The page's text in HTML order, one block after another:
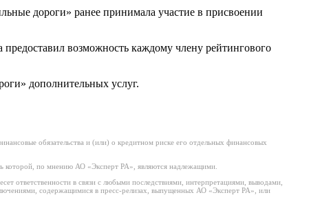
дороги» ранее принимала участие в присвоении
возможность каждому члену рейтингового
дополнительных услуг.
обязательства и (или) о кредитном риске его отдельных финансовых
которой, по мнению АО «Эксперт РА», являются надлежащими.
ответственности в связи с любыми последствиями, интерпретациями, выводами,
содержащимися в пресс-релизах, выпущенных АО «Эксперт РА», или